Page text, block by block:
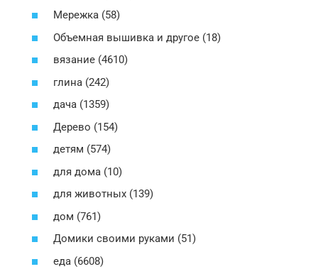
Мережка (58)
Объемная вышивка и другое (18)
вязание (4610)
глина (242)
дача (1359)
Дерево (154)
детям (574)
для дома (10)
для животных (139)
дом (761)
Домики своими руками (51)
еда (6608)